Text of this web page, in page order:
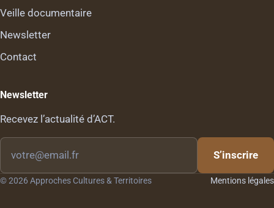
Veille documentaire
Newsletter
Contact
Newsletter
Recevez l’actualité d’ACT.
email
S’inscrire
© 2026 Approches Cultures & Territoires Mentions légales